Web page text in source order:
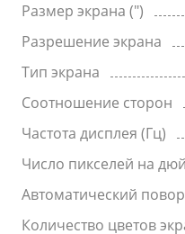
Размер экрана (")
Разрешение экрана
Тип экрана
Соотношение сторон
Частота дисплея (Гц)
Число пикселей на
Автоматический
Количество цветов